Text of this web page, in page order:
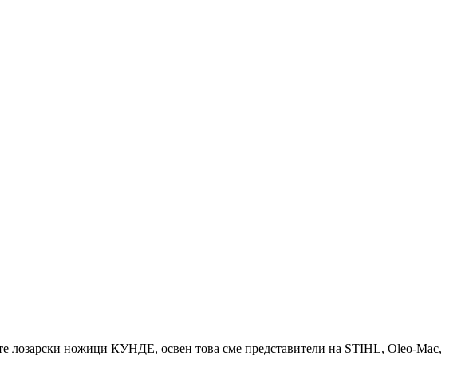
лозарски ножици КУНДЕ, освен това сме представители на STIHL, Oleo-Mac,